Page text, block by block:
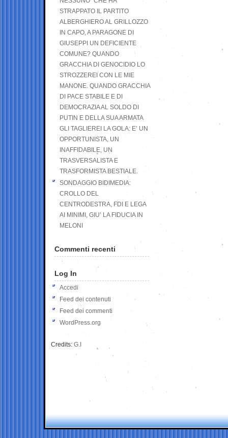
STRAPPATO IL PARTITO
ALBERGHIERO AL GRILLOZZO
IN CAPO, A PARAGONE DI
GIUSEPPI UN DEFICIENTE
COMUNE? QUANDO
GRACCHIA DI GENOCIDIO LO
STROZZEREI CON LE MIE
MANONE. QUANDO GRACCHIA
DI PACE STABILE E DI
DEMOCRAZIA AL SOLDO DI
PUTIN E DELLA SUA ARMATA
GLI TAGLIEREI LA GOLA: E’ UN
OPPORTUNISTA, UN
INAFFIDABILE, UN
TRASVERSALISTA E
TRASFORMISTA BESTIALE.
SONDAGGIO BIDIMEDIA:
CROLLO DEL
CENTRODESTRA, FDI E LEGA
AI MINIMI, GIU’ LA FIDUCIA IN
MELONI
Commenti recenti
Log In
Accedi
Feed dei contenuti
Feed dei commenti
WordPress.org
Credits: G.I